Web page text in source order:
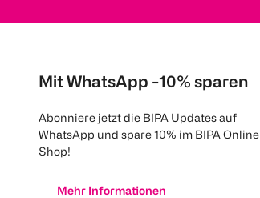
Mit WhatsApp -10% sparen
Abonniere jetzt die BIPA Updates auf
WhatsApp und spare 10% im BIPA Online
Shop!
Mehr Informationen